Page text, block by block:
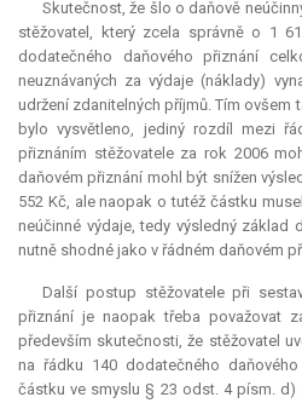
Skutečnost, že šlo o daňově
stěžovatel, který zcela správně o 1
dodatečného daňového přiznání
neuznávaných za výdaje (náklady)
udržení zdanitelných příjmů. Tím ovšem
bylo vysvětleno, jediný rozdíl mezi
přiznáním stěžovatele za rok 2006
daňovém přiznání mohl být snížen
552 Kč, ale naopak o tutéž částku
neúčinné výdaje, tedy výsledný základ
nutně shodné jako v řádném daňovém
Další postup stěžovatele při
přiznání je naopak třeba považovat
především skutečnosti, že stěžovatel
na řádku 140 dodatečného
částku ve smyslu § 23 odst. 4 písm.